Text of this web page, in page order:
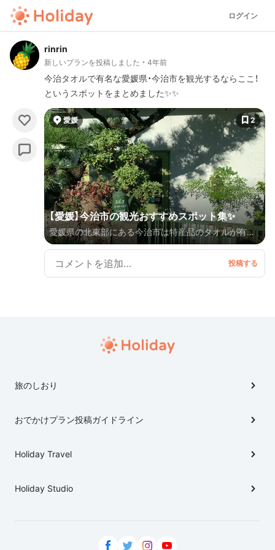
ログイン
rinrin
新しいプランを投稿しました 4年前
今治タオルで有名な愛媛県・今治市を観光するならここ！
というスポットをまとめました✨✨
愛媛 2
【愛媛】今治市の観光おすすめスポット集✨
愛媛県の北東部にある今治市は特産品のタオルが有名
です！今治タオルの名称で親しまれており、一枚は持っ
ているなんて方も多いのではないでしょうか？ せっか
く愛媛に行くならタオルに関連した場所だけでなく、他
かれる方はぜひ参考にしてくださいね！
旅のしおり
おでかけプラン投稿ガイドライン
Holiday Travel
Holiday Studio